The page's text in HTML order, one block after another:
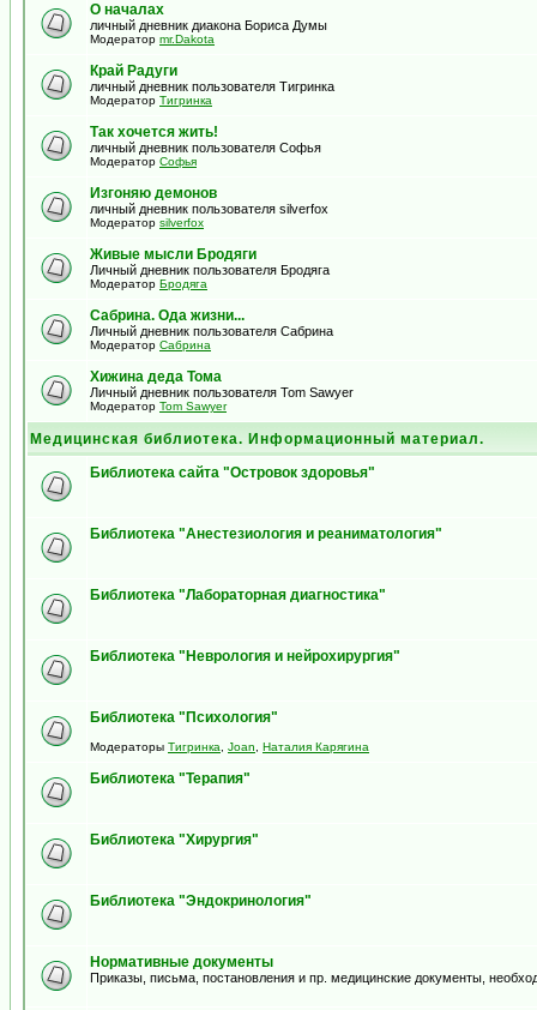
О началах
личный дневник диакона Бориса Думы
Модератор mr.Dakota
Край Радуги
личный дневник пользователя Тигринка
Модератор Тигринка
Так хочется жить!
личный дневник пользователя Софья
Модератор Софья
Изгоняю демонов
личный дневник пользователя silverfox
Модератор silverfox
Живые мысли Бродяги
Личный дневник пользователя Бродяга
Модератор Бродяга
Сабрина. Ода жизни...
Личный дневник пользователя Сабрина
Модератор Сабрина
Хижина деда Тома
Личный дневник пользователя Tom Sawyer
Модератор Tom Sawyer
Медицинская библиотека. Информационный материал.
Библиотека сайта "Островок здоровья"
Библиотека "Анестезиология и реаниматология"
Библиотека "Лабораторная диагностика"
Библиотека "Неврология и нейрохирургия"
Библиотека "Психология"
Модераторы Тигринка Joan Наталия Карягина
Библиотека "Терапия"
Библиотека "Хирургия"
Библиотека "Эндокринология"
Нормативные документы
Приказы, письма, постановления и пр. медицинские документы,